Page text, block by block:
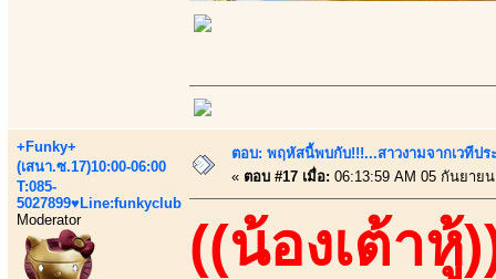
+Funky+
(เสนา.ซ.17)10:00-06:00
T:085-
5027899♥Line:funkyclub
Moderator
ตอบ: พฤหัสนี้พบกับ!!!...สาวงามจากเวทีปร
« ตอบ #17 เมื่อ: 06:13:59 AM 05 กันยาย
((น้องเต้าหู้